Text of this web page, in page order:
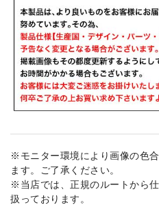
※モニター環境により画像の色
ます。ご了承ください。
※当店では、正規のルートから
扱っております。